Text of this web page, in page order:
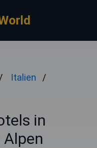
Italien
in